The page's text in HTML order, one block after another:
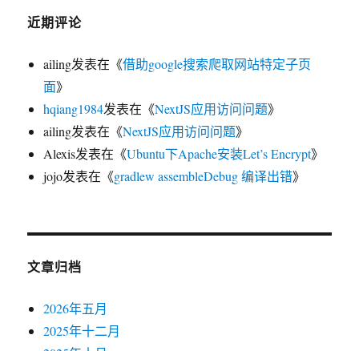
近期评论
ailing发表在《借助google搜索爬取网站特定子页
面》
hqiang1984发表在《NextJS应用访问问题》
ailing发表在《NextJS应用访问问题》
Alexis发表在《Ubuntu下Apache安装Let’s Encrypt》
jojo发表在《gradlew assembleDebug 编译出错》
文章归档
2026年五月
2025年十二月